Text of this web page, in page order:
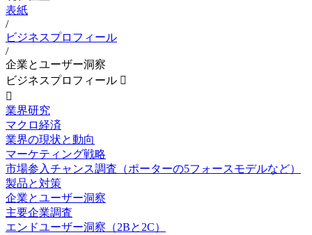
表紙
/
ビジネスプロフィール
/
企業とユーザー洞察
ビジネスプロフィール 

業界研究
マクロ経済
業界の現状と動向
マーケティング戦略
市場参入チャンス調査（ポーターの5フォースモデルなど）
製品と対策
企業とユーザー洞察
主要企業調査
エンドユーザー洞察（2Bと2C）